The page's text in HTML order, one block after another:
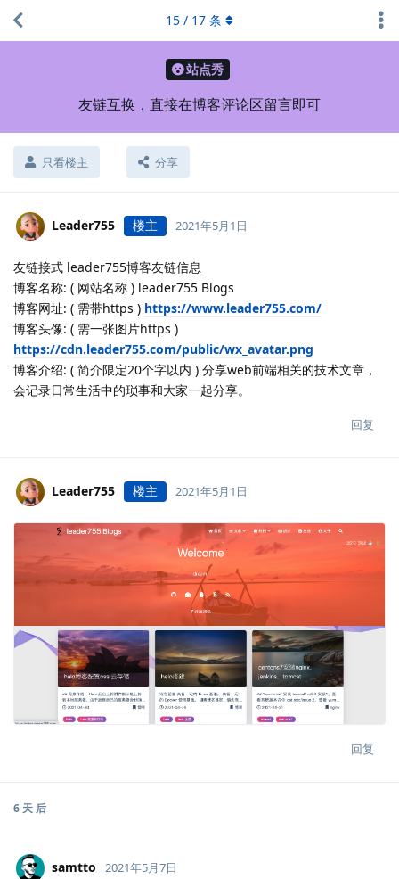
站点秀
友链互换，直接在博客评论区留言即可
只看楼主 分享
15 / 17 条
Leader755 楼主 2021年5月1日
友链接式 leader755博客友链信息
博客名称: ( 网站名称 ) leader755 Blogs
博客网址: ( 需带https ) https://www.leader755.com/
博客头像: ( 需一张图片https )
https://cdn.leader755.com/public/wx_avatar.png
博客介绍: ( 简介限定20个字以内 ) 分享web前端相关的技术文章，
会记录日常生活中的琐事和大家一起分享。
回复
Leader755 楼主 2021年5月1日
回复
6 天 后
samtto 2021年5月7日